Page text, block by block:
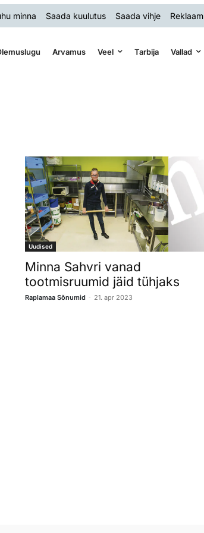
minna Saada kuulutus Saada vihje Reklaam
Arvamus Veel Tarbija Vallad
Uudised
Minna Sahvri vanad
tootmisruumid jäid tühjaks
Raplamaa Sõnumid - 21. apr 2023